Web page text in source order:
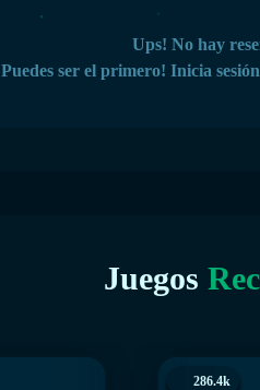
Ups! No hay
Puedes ser el primero! Inicia
Juegos
286.4k